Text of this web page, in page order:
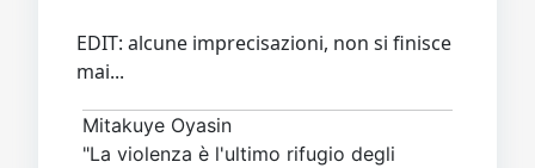
EDIT: alcune imprecisazioni, non si finisce
mai...
Mitakuye Oyasin
"La violenza è l'ultimo rifugio degli